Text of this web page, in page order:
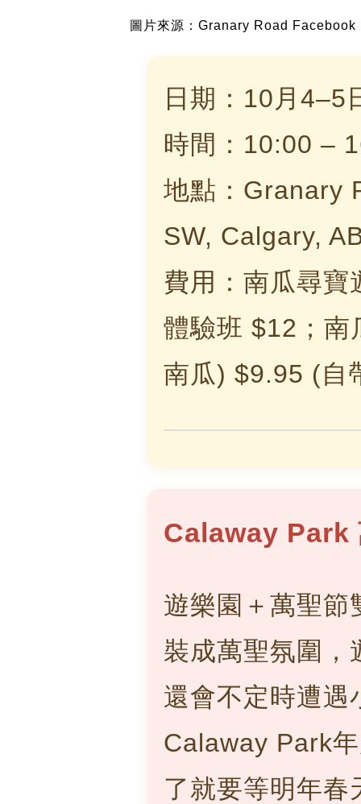
圖片來源：Granary Road Facebook
日期：10月4–5
時間：10:00 –
地點：Granary
SW, Calgary,
費用：南瓜尋寶
體驗班 $12；南
南瓜) $9.95 (自
Calaway Park
遊樂園＋萬聖節
裝成萬聖氛圍，
還會不定時遭遇
Calaway Park
了就要等明年春